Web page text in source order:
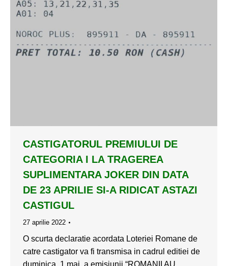
CASTIGATORUL PREMIULUI DE
CATEGORIA I LA TRAGEREA
SUPLIMENTARA JOKER DIN DATA
DE 23 APRILIE SI-A RIDICAT ASTAZI
CASTIGUL
27 aprilie 2022
O scurta declaratie acordata Loteriei Romane de
catre castigator va fi transmisa in cadrul editiei de
duminica, 1 mai, a emisiunii “ROMANII AU